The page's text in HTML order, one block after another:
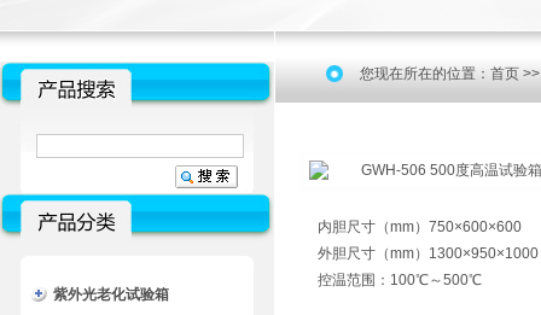
紫外光老化试验箱
您现在所在的位置： 首页
内胆尺寸（mm）750×600×600
外胆尺寸（mm）1300×950×1000
控温范围：100℃～500℃